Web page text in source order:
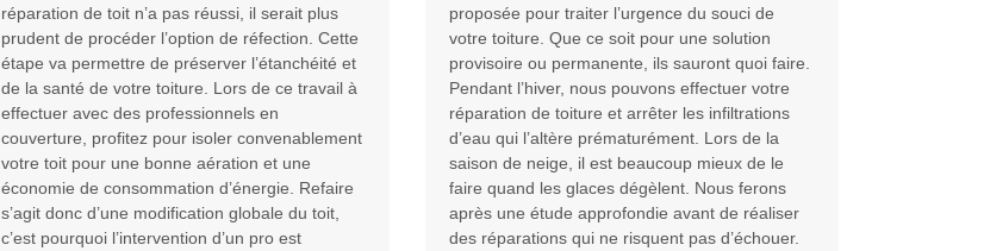
réparation de toit n’a pas réussi, il serait plus
prudent de procéder l’option de réfection. Cette
étape va permettre de préserver l’étanchéité et
de la santé de votre toiture. Lors de ce travail à
effectuer avec des professionnels en
couverture, profitez pour isoler convenablement
votre toit pour une bonne aération et une
économie de consommation d’énergie. Refaire
s’agit donc d’une modification globale du toit,
c’est pourquoi l’intervention d’un pro est
proposée pour traiter l’urgence du souci de
votre toiture. Que ce soit pour une solution
provisoire ou permanente, ils sauront quoi faire.
Pendant l’hiver, nous pouvons effectuer votre
réparation de toiture et arrêter les infiltrations
d’eau qui l’altère prématurément. Lors de la
saison de neige, il est beaucoup mieux de le
faire quand les glaces dégèlent. Nous ferons
après une étude approfondie avant de réaliser
des réparations qui ne risquent pas d’échouer.